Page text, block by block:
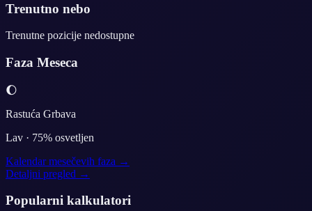
Trenutno nebo
Trenutne pozicije nedostupne
Faza Meseca
🌔
Rastuća Grbava
Lav · 75% osvetljen
Kalendar mesečevih faza →
Detaljni pregled →
Popularni kalkulatori